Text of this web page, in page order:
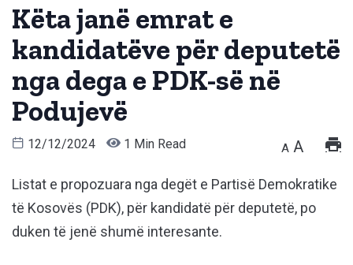
Këta janë emrat e
kandidatëve për deputetë
nga dega e PDK-së në
Podujevë
12/12/2024 1 Min Read A A
Listat e propozuara nga degët e Partisë Demokratike
të Kosovës (PDK), për kandidatë për deputetë, po
duken të jenë shumë interesante.